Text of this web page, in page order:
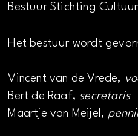
Bestuur Stichting
Het bestuur wordt
Vincent van de Vrede,
Bert de Raaf, secretaris
Maartje van Meijel,